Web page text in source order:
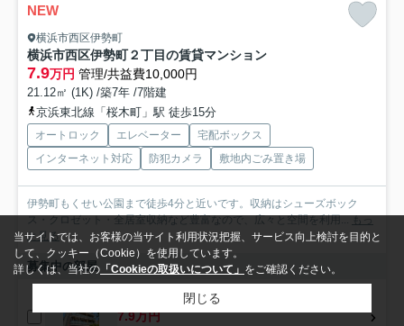
NEW
横浜市西区伊勢町
横浜市西区伊勢町２丁目の賃貸マンション
7.9万円 管理/共益費10,000円
21.12㎡ (1K) /築7年 /7階建
京浜東北線「桜木町」駅 徒歩15分
オートロック エレベーター
宅配ボックス
インターネット対応
防犯カメラ 敷地内ごみ置き場
伊勢町もくせい公園まで徒歩4分と近いです。収納はシューズボック
ス・クロゼット・全居室収納など豊富なので、広々と空間を利用...もっ
と見る
募集中の部屋
7.9万円
当サイトでは、お客様の当サイト利用状況把握、サービス向上検討を目的と
して、クッキー（Cookie）を使用しています。
詳しくは、当社の 「Cookieの取扱いについて」 をご確認ください。
閉じる